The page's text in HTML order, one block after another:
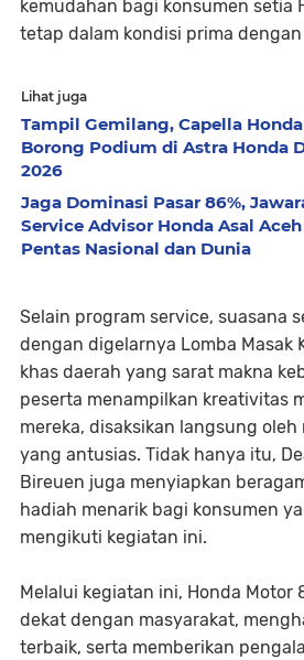
kemudahan bagi konsumen setia
tetap dalam kondisi prima
Lihat juga
Tampil Gemilang, Capella
Borong Podium di Astra Honda
2026
Jaga Dominasi Pasar 86%,
Service Advisor Honda Asal
Pentas Nasional dan Dunia
Selain program service, suasana
dengan digelarnya Lomba Masak
khas daerah yang sarat makna
peserta menampilkan kreativitas
mereka, disaksikan langsung
yang antusias. Tidak hanya itu,
Bireuen juga menyiapkan
hadiah menarik bagi konsumen
mengikuti kegiatan ini.
Melalui kegiatan ini, Honda Motor
dekat dengan masyarakat,
terbaik, serta memberikan